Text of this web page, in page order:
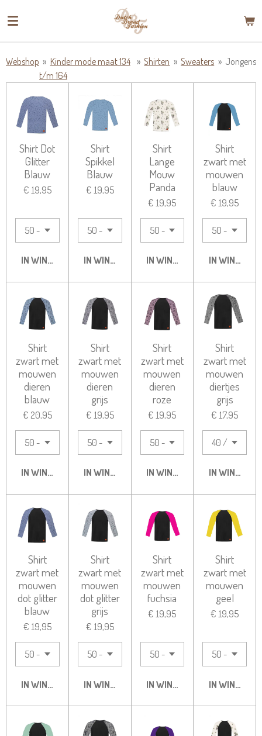
direct
hoofdinhoud
Webshop » Kinder mode maat 134
t/m 164
» Shirten » Sweaters » Jongens
Shirt Dot
Glitter
Blauw
€ 19,95
IN WINKELWAGEN
Shirt
Spikkel
Blauw
€ 19,95
IN WINKELWAGEN
Shirt
Lange
Mouw
Panda
€ 19,95
IN WINKELWAGEN
Shirt
zwart met
mouwen
blauw
€ 19,95
IN
Shirt
zwart met
mouwen
dieren
blauw
€ 20,95
IN WINKELWAGEN
Shirt
zwart met
mouwen
dieren
grijs
€ 19,95
IN WINKELWAGEN
Shirt
zwart met
mouwen
dieren
roze
€ 19,95
IN WINKELWAGEN
Shirt
zwart met
mouwen
diertjes
grijs
€ 17,95
IN
Shirt
zwart met
mouwen
dot glitter
blauw
€ 19,95
IN WINKELWAGEN
Shirt
zwart met
mouwen
dot glitter
grijs
€ 19,95
IN WINKELWAGEN
Shirt
zwart met
mouwen
fuchsia
€ 19,95
IN WINKELWAGEN
Shirt
zwart met
mouwen
geel
€ 19,95
IN